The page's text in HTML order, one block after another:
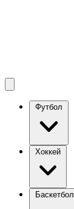
Футбол
Хоккей
Баскетбол